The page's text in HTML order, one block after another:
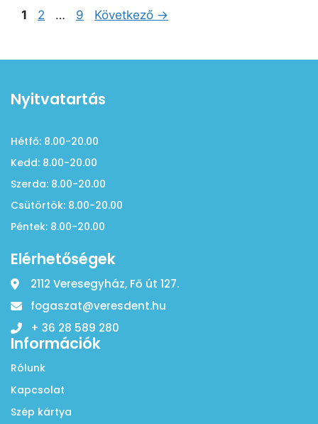
1 2 … 9 Következő →
Nyitvatartás
Hétfő: 8.00-20.00
Kedd: 8.00-20.00
Szerda: 8.00-20.00
Csütörtök: 8.00-20.00
Péntek: 8.00-20.00
Elérhetőségek
2112 Veresegyház, Fő út 127.
fogaszat@veresdent.hu
+ 36 28 589 280
Információk
Rólunk
Kapcsolat
Szép kártya